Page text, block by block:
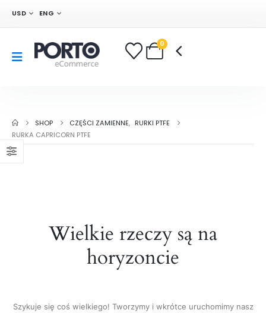
USD ENG
0
SHOP CZĘŚCI ZAMIENNE, RURKI PTFE
RURKA CAPRICORN PTFE
Wielkie rzeczy są na
horyzoncie
Szykuje się coś wielkiego! Tworzymy i wkrótce uruchomimy nasz